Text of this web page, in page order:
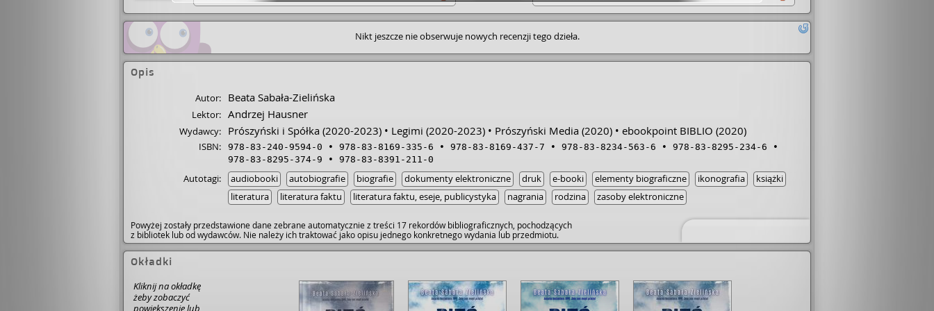
Nikt jeszcze nie obserwuje nowych recenzji tego dzieła.
Opis
Autor: Beata Sabała-Zielińska
Lektor: Andrzej Hausner
Wydawcy: Prószyński i Spółka (2020-2023) Legimi (2020-2023) Prószyński Media (2020) ebookpoint BIBLIO (2020)
ISBN: 978-83-240-9594-0 978-83-8169-335-6 978-83-8169-437-7 978-83-8234-563-6
978-83-8295-234-6
978-83-8295-374-9
978-83-8391-211-0
Autotagi: audiobooki autobiografie biografie dokumenty elektroniczne druk e-booki elementy biograficzne ikonografia
książki
literatura
literatura faktu literatura faktu, eseje, publicystyka nagrania rodzina zasoby elektroniczne
Powyżej zostały przedstawione dane zebrane automatycznie z treści 17 rekordów bibliograficznych, pochodzących
z bibliotek lub od wydawców. Nie należy ich traktować jako opisu jednego konkretnego wydania lub przedmiotu.
Okładki
Kliknij na okładkę
żeby zobaczyć
powiększenie lub